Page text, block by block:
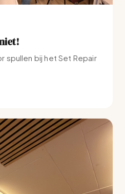
spullen bij het Set Repair